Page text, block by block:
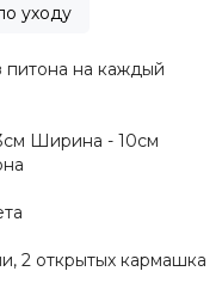
уходу
питона на каждый
Ширина - 10см
2 открытых кармашка